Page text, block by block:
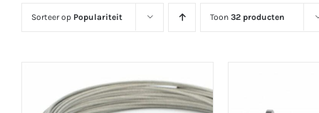
Sorteer op Populariteit Toon 32 producten